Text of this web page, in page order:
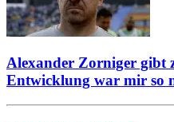
Alexander Zorniger gibt
Entwicklung war mir so